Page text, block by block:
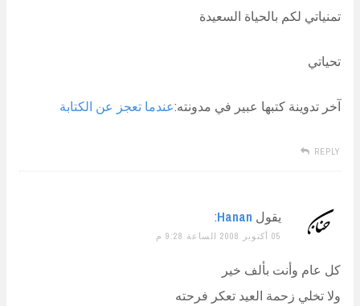
تمنياتي لكم بالحياة السعيدة
تحياتي
آخر تدوينة كتبها عبير في مدونته:عندما تعجز عن الكتابة
REPLY
يقول Hanan
:
05 أكتوبر 2008 الساعة 9:28 م
كل عام وأنت بألف خير
ولا تخلي زحمة العيد تعكر فرحته